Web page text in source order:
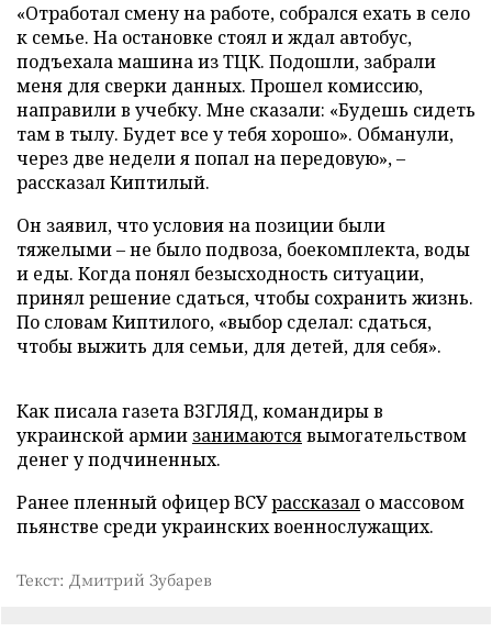
«Отработал смену на работе, собрался ехать в село
к семье. На остановке стоял и ждал автобус,
подъехала машина из ТЦК. Подошли, забрали
меня для сверки данных. Прошел комиссию,
направили в учебку. Мне сказали: «Будешь сидеть
там в тылу. Будет все у тебя хорошо». Обманули,
через две недели я попал на передовую», –
рассказал Киптилый.
Он заявил, что условия на позиции были
тяжелыми – не было подвоза, боекомплекта, воды
и еды. Когда понял безысходность ситуации,
принял решение сдаться, чтобы сохранить жизнь.
По словам Киптилого, «выбор сделал: сдаться,
чтобы выжить для семьи, для детей, для себя».
Как писала газета ВЗГЛЯД, командиры в
украинской армии занимаютсявымогательством
денег у подчиненных.
Ранее пленный офицер ВСУрассказал о массовом
пьянстве среди украинских военнослужащих.
Текст: Дмитрий Зубарев